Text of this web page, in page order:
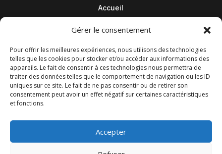
Gérer le consentement
Pour offrir les meilleures expériences, nous utilisons des technologies
telles que les cookies pour stocker et/ou accéder aux informations des
appareils. Le fait de consentir à ces technologies nous permettra de
traiter des données telles que le comportement de navigation ou les ID
uniques sur ce site. Le fait de ne pas consentir ou de retirer son
consentement peut avoir un effet négatif sur certaines caractéristiques
et fonctions.
Accepter
Accueil